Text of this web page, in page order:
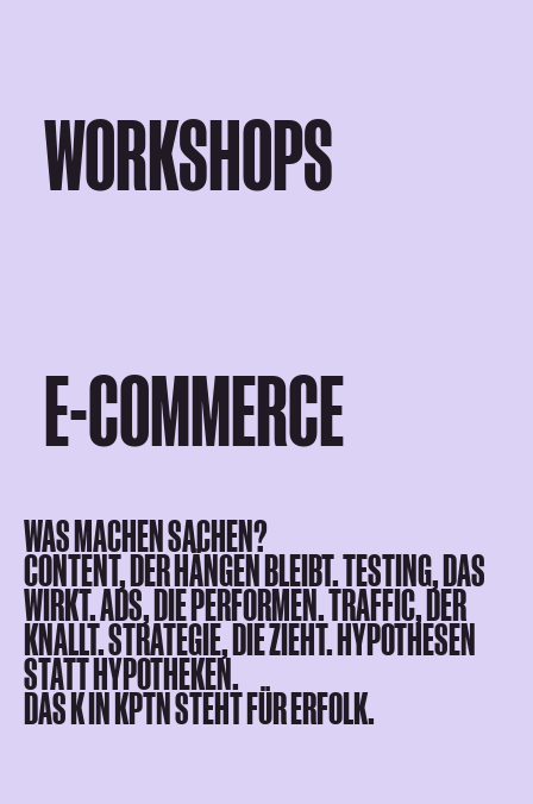
E-COMMERCE
WORKSHOPS
WAS MACHEN SACHEN?
CONTENT, DER HÄNGEN BLEIBT. TESTING, DAS
WIRKT. ADS, DIE PERFORMEN. TRAFFIC, DER
KNALLT. STRATEGIE, DIE ZIEHT. HYPOTHESEN
STATT HYPOTHEKEN.
DAS K IN KPTN STEHT FÜR ERFOLK.